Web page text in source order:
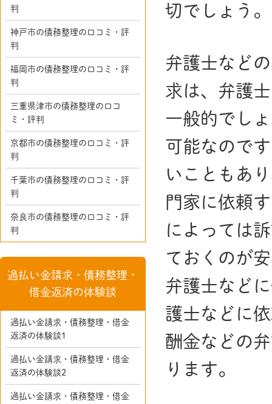
切でしょう。
弁護士など
求は、弁護
一般的でし
可能なので
いこともあ
門家に依頼
によっては
ておくのが
弁護士など
護士などに
酬金などの
ります。
判
神戸市の債務整理の口コミ・評
判
福岡市の債務整理の口コミ・評
判
三重県津市の債務整理の口コ
ミ・評判
京都市の債務整理の口コミ・評
判
千葉市の債務整理の口コミ・評
判
奈良市の債務整理の口コミ・評
判
過払い金請求・債務整理・
借金返済の体験談
過払い金請求・債務整理・借金
返済の体験談1
過払い金請求・債務整理・借金
返済の体験談2
過払い金請求・債務整理・借金